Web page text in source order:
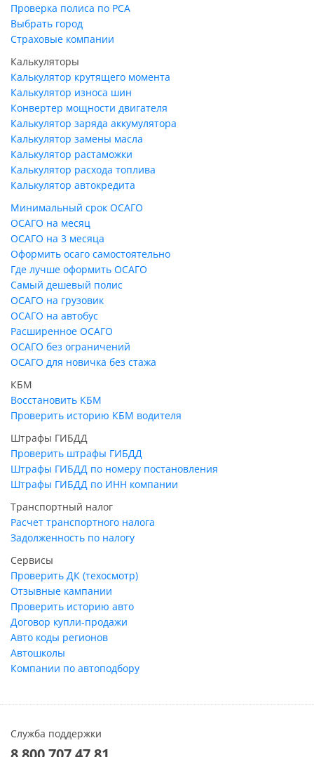
Проверка полиса по РСА
Выбрать город
Страховые компании
Калькуляторы
Калькулятор крутящего момента
Калькулятор износа шин
Конвертер мощности двигателя
Калькулятор заряда аккумулятора
Калькулятор замены масла
Калькулятор растаможки
Калькулятор расхода топлива
Калькулятор автокредита
Минимальный срок ОСАГО
ОСАГО на месяц
ОСАГО на 3 месяца
Оформить осаго самостоятельно
Где лучше оформить ОСАГО
Самый дешевый полис
ОСАГО на грузовик
ОСАГО на автобус
Расширенное ОСАГО
ОСАГО без ограничений
ОСАГО для новичка без стажа
КБМ
Восстановить КБМ
Проверить историю КБМ водителя
Штрафы ГИБДД
Проверить штрафы ГИБДД
Штрафы ГИБДД по номеру постановления
Штрафы ГИБДД по ИНН компании
Транспортный налог
Расчет транспортного налога
Задолженность по налогу
Сервисы
Проверить ДК (техосмотр)
Отзывные кампании
Проверить историю авто
Договор купли-продажи
Авто коды регионов
Автошколы
Компании по автоподбору
Служба поддержки